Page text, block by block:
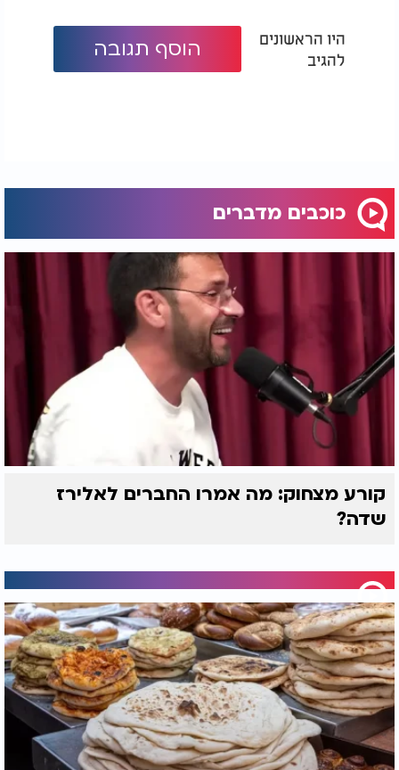
היו הראשונים
להגיב
הוסף תגובה
כוכבים מדברים
קורע מצחוק: מה אמרו החברים לאלירז
שדה?